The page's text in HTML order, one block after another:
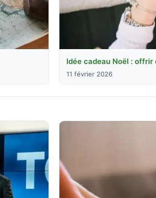
Idée cadeau Noël :
11 février 2026